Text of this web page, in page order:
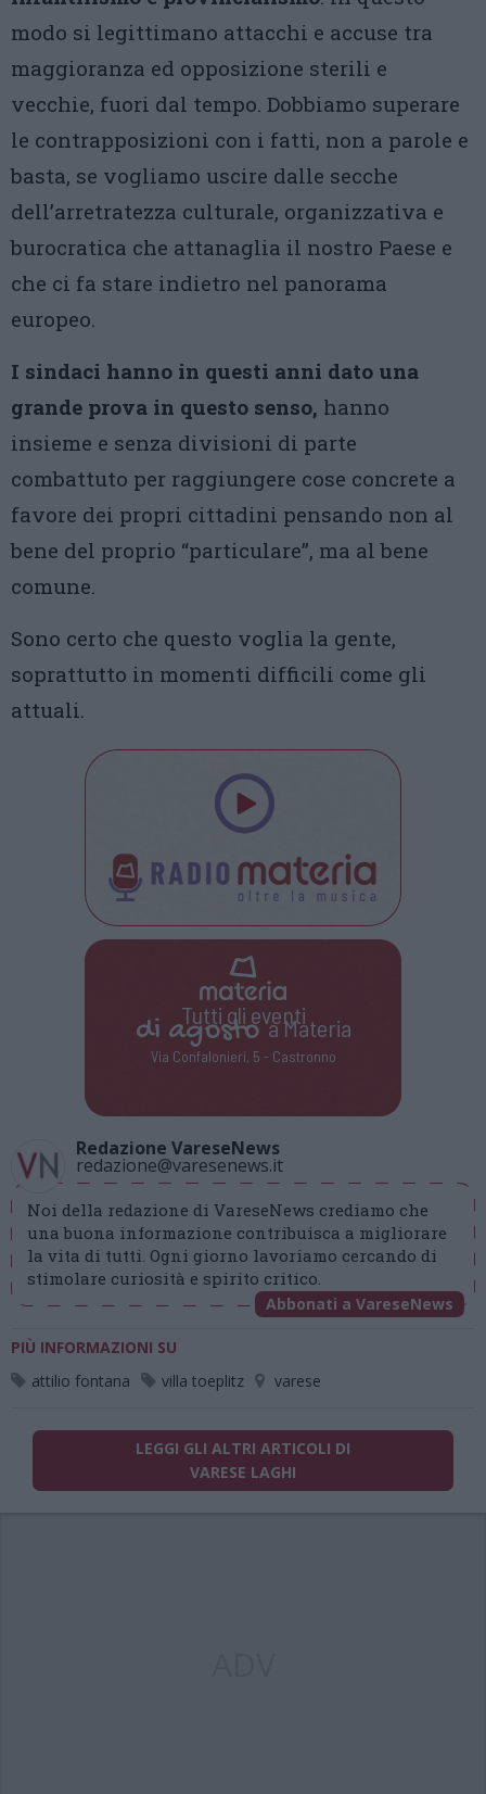
modo si legittimano attacchi e accuse tra
maggioranza ed opposizione sterili e
vecchie, fuori dal tempo. Dobbiamo superare
le contrapposizioni con i fatti, non a parole e
basta, se vogliamo uscire dalle secche
dell’arretratezza culturale, organizzativa e
burocratica che attanaglia il nostro Paese e
che ci fa stare indietro nel panorama
europeo.
I sindaci hanno in questi anni dato una
grande prova in questo senso, hanno
insieme e senza divisioni di parte
combattuto per raggiungere cose concrete a
favore dei propri cittadini pensando non al
bene del proprio “particulare”, ma al bene
comune.
Sono certo che questo voglia la gente,
soprattutto in momenti difficili come gli
attuali.
Tutti gli eventi
di agostoa Materia
Via Confalonieri, 5 - Castronno
Redazione VareseNews
redazione@varesenews.it
Noi della redazione di VareseNews crediamo che
una buona informazione contribuisca a migliorare
la vita di tutti. Ogni giorno lavoriamo cercando di
stimolare curiosità e spirito critico.
Abbonati a VareseNews
PIÙ INFORMAZIONI SU
attilio fontana
villa toeplitz varese
LEGGI GLI ALTRI ARTICOLI DI
VARESE LAGHI